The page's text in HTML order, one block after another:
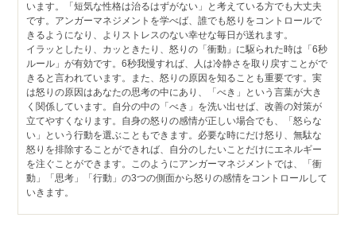
います。「短気な性格は治るはずがない」と考えている方でも大丈夫
です。アンガーマネジメントを学べば、誰でも怒りをコントロールで
きるようになり、よりストレスのない幸せな毎日が送れます。
イラッとしたり、カッときたり、怒りの「衝動」に駆られた時は「6秒
ルール」が有効です。6秒我慢すれば、人は冷静さを取り戻すことがで
きると言われています。また、怒りの原因を知ることも重要です。実
は怒りの原因はあなたの思考の中にあり、「べき」という言葉が大き
く関係しています。自分の中の「べき」を洗い出せば、改善の対策が
立てやすくなります。自身の怒りの感情が正しい場合でも、「怒らな
い」という行動を選ぶこともできます。必要な時にだけ怒り、無駄な
怒りを排除することができれば、自分のしたいことだけにエネルギー
を注ぐことができます。このようにアンガーマネジメントでは、「衝
動」「思考」「行動」の3つの側面から怒りの感情をコントロールして
いきます。